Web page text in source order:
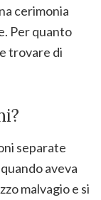
cerimonia
Per quanto
trovare di
separate
aveva
malvagio e si